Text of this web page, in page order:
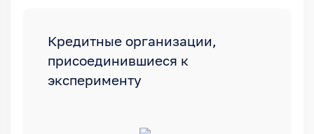
Кредитные организации,
присоединившиеся к
эксперименту